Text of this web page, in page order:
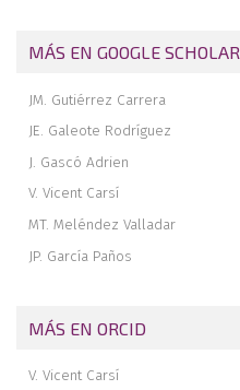
MÁS EN GOOGLE SCHOLAR
JM. Gutiérrez Carrera
JE. Galeote Rodríguez
J. Gascó Adrien
V. Vicent Carsí
MT. Meléndez Valladar
JP. García Paños
MÁS EN ORCID
V. Vicent Carsí